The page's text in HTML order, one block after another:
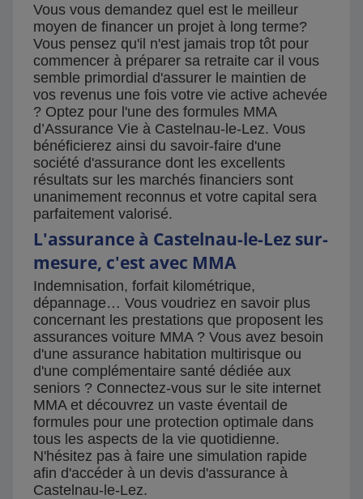
Vous vous demandez quel est le meilleur
moyen de financer un projet à long terme?
Vous pensez qu'il n'est jamais trop tôt pour
commencer à préparer sa retraite car il vous
semble primordial d'assurer le maintien de
vos revenus une fois votre vie active achevée
? Optez pour l'une des formules MMA
d’Assurance Vie à Castelnau-le-Lez. Vous
bénéficierez ainsi du savoir-faire d'une
société d'assurance dont les excellents
résultats sur les marchés financiers sont
unanimement reconnus et votre capital sera
parfaitement valorisé.
L'assurance à Castelnau-le-Lez sur-
mesure, c'est avec MMA
Indemnisation, forfait kilométrique,
dépannage… Vous voudriez en savoir plus
concernant les prestations que proposent les
assurances voiture MMA ? Vous avez besoin
d'une assurance habitation multirisque ou
d'une complémentaire santé dédiée aux
seniors ? Connectez-vous sur le site internet
MMA et découvrez un vaste éventail de
formules pour une protection optimale dans
tous les aspects de la vie quotidienne.
N'hésitez pas à faire une simulation rapide
afin d'accéder à un devis d'assurance à
Castelnau-le-Lez.